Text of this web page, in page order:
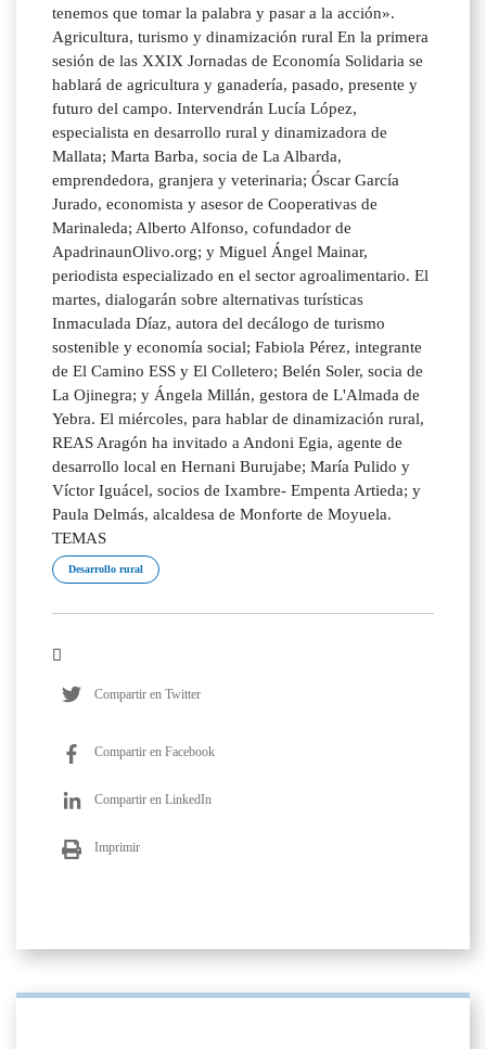
tenemos que tomar la palabra y pasar a la acción».
Agricultura, turismo y dinamización rural En la primera
sesión de las XXIX Jornadas de Economía Solidaria se
hablará de agricultura y ganadería, pasado, presente y
futuro del campo. Intervendrán Lucía López,
especialista en desarrollo rural y dinamizadora de
Mallata; Marta Barba, socia de La Albarda,
emprendedora, granjera y veterinaria; Óscar García
Jurado, economista y asesor de Cooperativas de
Marinaleda; Alberto Alfonso, cofundador de
ApadrinaunOlivo.org; y Miguel Ángel Mainar,
periodista especializado en el sector agroalimentario. El
martes, dialogarán sobre alternativas turísticas
Inmaculada Díaz, autora del decálogo de turismo
sostenible y economía social; Fabiola Pérez, integrante
de El Camino ESS y El Colletero; Belén Soler, socia de
La Ojinegra; y Ángela Millán, gestora de L'Almada de
Yebra. El miércoles, para hablar de dinamización rural,
REAS Aragón ha invitado a Andoni Egia, agente de
desarrollo local en Hernani Burujabe; María Pulido y
Víctor Iguácel, socios de Ixambre- Empenta Artieda; y
Paula Delmás, alcaldesa de Monforte de Moyuela.
TEMAS
Desarrollo rural
Compartir en Twitter
Compartir en Facebook
Compartir en LinkedIn
Imprimir